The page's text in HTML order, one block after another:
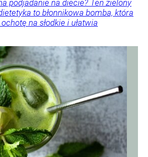
podjadanie na diecie? Ten zielony
to błonnikowa bomba, która
na słodkie i ułatwia